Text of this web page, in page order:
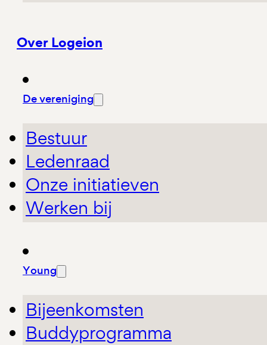
Over Logeion
De vereniging
Bestuur
Ledenraad
Onze initiatieven
Werken bij
Young
Bijeenkomsten
Buddyprogramma